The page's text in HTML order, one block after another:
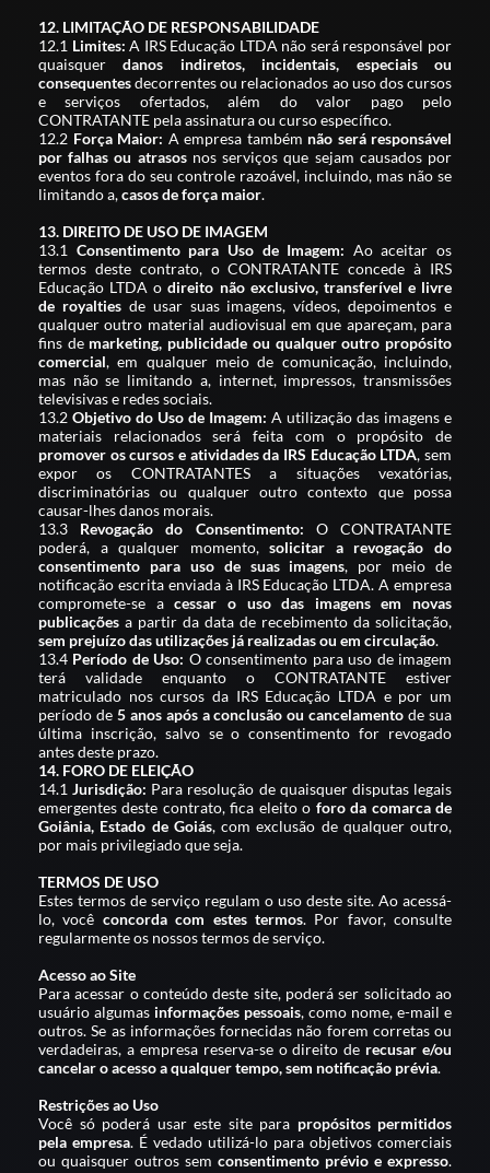
12. LIMITAÇÃO DE RESPONSABILIDADE
12.1 Limites: A IRS Educação LTDA não será responsável por
quaisquerdanos indiretos, incidentais, especiais ou
consequentesdecorrentes ou relacionados ao uso dos cursos
e serviços ofertados, além do valor pago pelo
CONTRATANTE pela assinatura ou curso específico.
12.2 Força Maior: A empresa também não será responsável
por falhas ou atrasosnos serviços que sejam causados por
eventos fora do seu controle razoável, incluindo, mas não se
limitando a,casos de força maior.
13. DIREITO DE USO DE IMAGEM
13.1 Consentimento para Uso de Imagem: Ao aceitar os
termos deste contrato, o CONTRATANTE concede à IRS
Educação LTDA odireito não exclusivo, transferível e livre
de royaltiesde usar suas imagens, vídeos, depoimentos e
qualquer outro material audiovisual em que apareçam, para
fins de marketing, publicidade ou qualquer outro propósito
comercial, em qualquer meio de comunicação, incluindo,
mas não se limitando a, internet, impressos, transmissões
televisivas e redes sociais.
13.2 Objetivo do Uso de Imagem: A utilização das imagens e
materiais relacionados será feita com o propósito de
promover os cursos e atividades da IRS Educação LTDA, sem
expor os CONTRATANTES a situações vexatórias,
discriminatórias ou qualquer outro contexto que possa
causar-lhes danos morais.
13.3 Revogação do Consentimento: O CONTRATANTE
poderá, a qualquer momento,solicitar a revogação do
consentimento para uso de suas imagens, por meio de
notificação escrita enviada à IRS Educação LTDA. A empresa
compromete-se acessar o uso das imagens em novas
publicações a partir da data de recebimento da solicitação,
sem prejuízo das utilizações já realizadas ou em circulação.
13.4 Período de Uso: O consentimento para uso de imagem
terá validade enquanto o CONTRATANTE estiver
matriculado nos cursos da IRS Educação LTDA e por um
período de 5 anos após a conclusão ou cancelamento de sua
última inscrição, salvo se o consentimento for revogado
antes deste prazo.
14. FORO DE ELEIÇÃO
14.1Jurisdição: Para resolução de quaisquer disputas legais
emergentes deste contrato, fica eleito o foro da comarca de
Goiânia, Estado de Goiás, com exclusão de qualquer outro,
por mais privilegiado que seja.
TERMOS DE USO
Estes termos de serviço regulam o uso deste site. Ao acessá-
lo, você concorda com estes termos. Por favor, consulte
regularmente os nossos termos de serviço.
Acesso ao Site
Para acessar o conteúdo deste site, poderá ser solicitado ao
usuário algumas informações pessoais, como nome, e-mail e
outros. Se as informações fornecidas não forem corretas ou
verdadeiras, a empresa reserva-se o direito de recusar e/ou
cancelar o acesso a qualquer tempo, sem notificação prévia.
Restrições ao Uso
Você só poderá usar este site para propósitos permitidos
pela empresa. É vedado utilizá-lo para objetivos comerciais
ou quaisquer outros sem consentimento prévio e expresso.